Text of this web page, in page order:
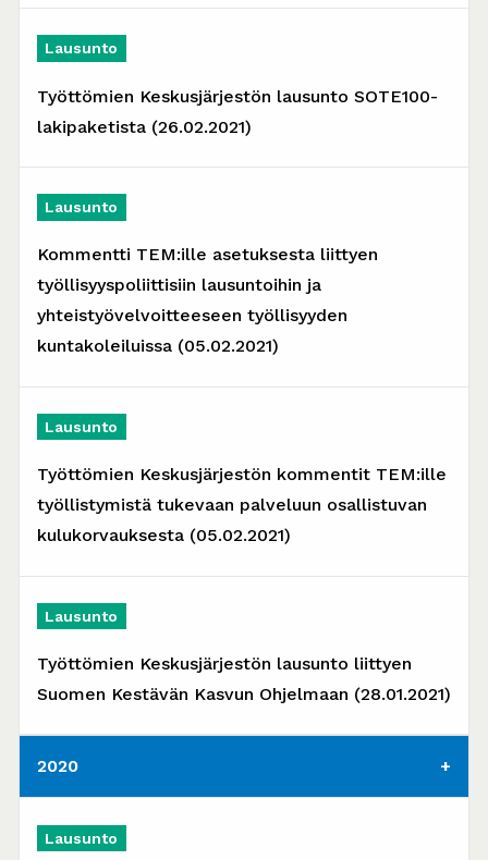
Lausunto
Työttömien Keskusjärjestön lausunto SOTE100-
lakipaketista (26.02.2021)
Lausunto
Kommentti TEM:ille asetuksesta liittyen
työllisyyspoliittisiin lausuntoihin ja
yhteistyövelvoitteeseen työllisyyden
kuntakoleiluissa (05.02.2021)
Lausunto
Työttömien Keskusjärjestön kommentit TEM:ille
työllistymistä tukevaan palveluun osallistuvan
kulukorvauksesta (05.02.2021)
Lausunto
Työttömien Keskusjärjestön lausunto liittyen
Suomen Kestävän Kasvun Ohjelmaan (28.01.2021)
2020
Lausunto